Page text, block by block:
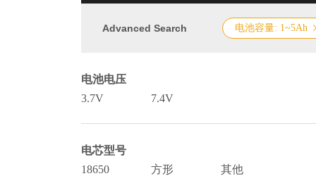
Advanced Search 电池容量: 1~5Ah
电池电压
3.7V
7.4V
电芯型号
18650
方形 其他